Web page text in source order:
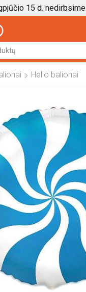
15 d. nedirbsime
input
Helio balionai